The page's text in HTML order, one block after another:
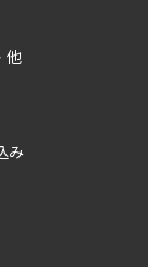
他
み